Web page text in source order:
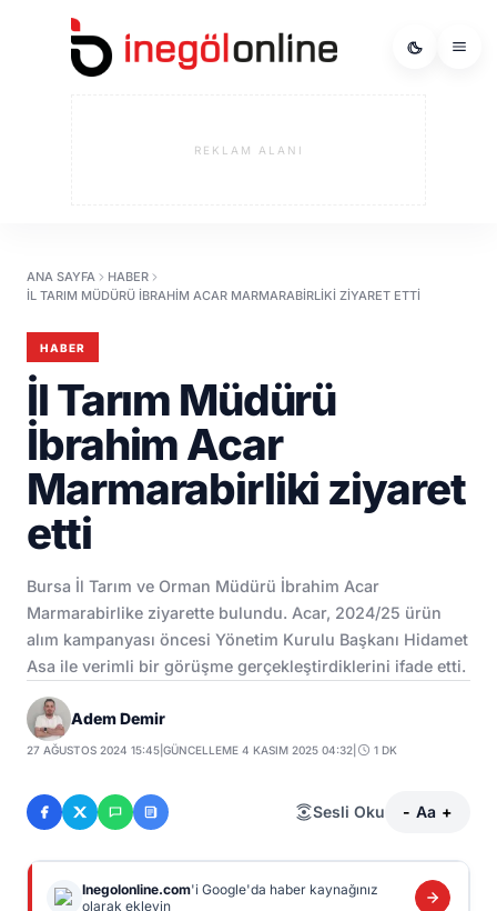
REKLAM ALANI
ANA SAYFA
HABER
İL TARIM MÜDÜRÜ İBRAHIM ACAR MARMARABIRLIKI ZIYARET ETTI
HABER
İl Tarım Müdürü
İbrahim Acar
Marmarabirliki ziyaret
etti
Bursa İl Tarım ve Orman Müdürü İbrahim Acar
Marmarabirlike ziyarette bulundu. Acar, 2024/25 ürün
alım kampanyası öncesi Yönetim Kurulu Başkanı Hidamet
Asa ile verimli bir görüşme gerçekleştirdiklerini ifade etti.
Adem Demir
27 AĞUSTOS 2024 15:45 |GÜNCELLEME 4 KASIM 2025 04:32 1 DK
Sesli Oku - Aa +
Inegolonline.com'i Google'da haber kaynağınız
olarak ekleyin